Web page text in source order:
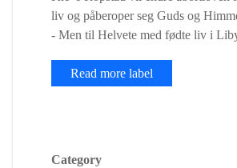
liv og påberoper seg Guds og
- Men til Helvete med fødte liv i
Read more label
Category